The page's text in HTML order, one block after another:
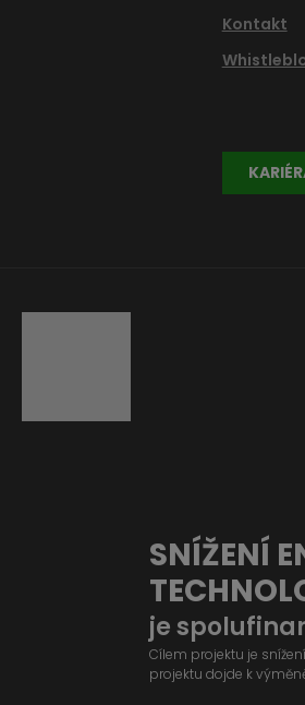
Kontakt
SNÍŽENÍ
je
Cílem projektu je
projektu dojde k